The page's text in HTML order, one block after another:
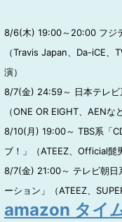
8/6(木) 19:00～20:00 フジ
（Travis Japan、Da-iCE、
演）
8/7(金) 24:59～ 日本テレビ
（ONE OR EIGHT、AENな
8/10(月) 19:00～ TBS系「
ブ！」（ATEEZ、Official髭
8/7(金) 21:00～ テレビ朝日
ーション」（ATEEZ、
amazon タイ